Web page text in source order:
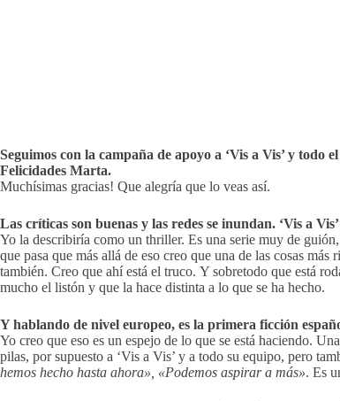
Seguimos con la campaña de apoyo a ‘Vis a Vis’ y
Felicidades Marta.
Muchísimas gracias! Que alegría que lo veas así.
Las críticas son buenas y las redes se inundan. ‘Vis a
Yo la describiría como un thriller. Es una serie muy de
que pasa que más allá de eso creo que una de las cosas
también. Creo que ahí está el truco. Y sobretodo que está
mucho el listón y que la hace distinta a lo que se ha hecho.
Y hablando de nivel europeo, es la primera ficción
Yo creo que eso es un espejo de lo que se está haciendo.
pilas, por supuesto a ‘Vis a Vis’ y a todo su equipo, pero
hemos hecho hasta ahora», «Podemos aspirar a más». Es